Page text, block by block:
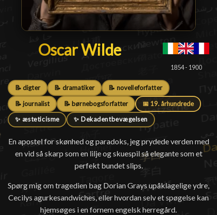
Oscar Wilde
Oscar Wilde█
1854 - 1900
📝 digter 📝 dramatiker 📝 novelleforfatter
📝 journalist 📝 børnebogsforfatter 📅 19. århundrede
✨ æsteticisme ✨ Dekadentbevægelsen
En apostel for skønhed og paradoks, jeg prydede verden med
en vid så skarp som en lilje og skuespil så elegante som et
perfekt bundet slips.
Spørg mig om tragedien bag Dorian Grays upåklagelige ydre,
Cecilys agurkesandwiches, eller hvordan selv et spøgelse kan
hjemsøges i en fornem engelsk herregård.